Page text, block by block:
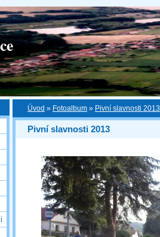
Úvod » Fotoalbum » Pivní slavnosti 2013
Pivní slavnosti 2013